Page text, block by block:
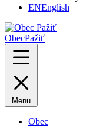
ENEnglish
ObecPažiť
Menu
Obec